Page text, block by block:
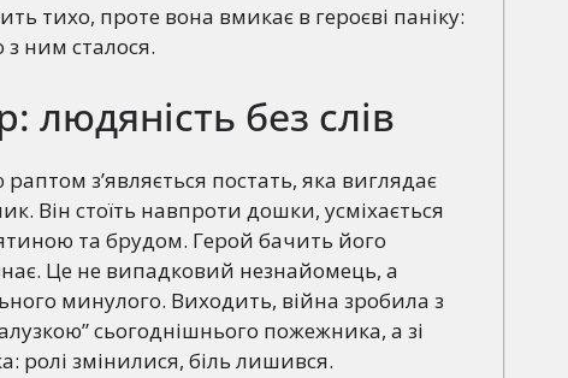
тихо, проте вона вмикає в героєві паніку:
з ним сталося.
людяність без слів
з’являється постать, яка виглядає
Він стоїть навпроти дошки, усміхається
та брудом. Герой бачить його
Це не випадковий незнайомець, а
минулого. Виходить, війна зробила з
сьогоднішнього пожежника, а зі
ролі змінилися, біль лишився.